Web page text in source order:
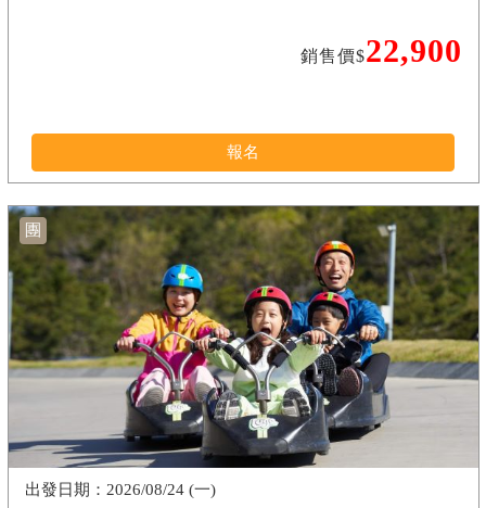
銷售價$22,900
報名
團
2026/08/24 (一)